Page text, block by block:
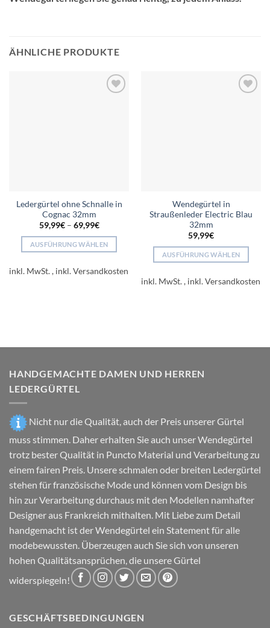
ÄHNLICHE PRODUKTE
Ledergürtel ohne Schnalle in
Cognac 32mm
59,99€– 69,99€
AUSFÜHRUNG WÄHLEN
Produkt
Optionen
auf
der
werden
inkl. MwSt.
Wendegürtel in
Straußenleder Electric Blau
32mm
59,99€
AUSFÜHRUNG WÄHLEN
Produkt
können
gewählt
inkl. MwSt.
HANDGEMACHTE DAMEN UND HERREN
LEDERGÜRTEL
Nicht nur die Qualität, auch der Preis unserer Gürtel
muss stimmen. Daher erhalten Sie auch unser Wendegürtel
trotz bester Qualität in Puncto Material und Verarbeitung zu
einem fairen Preis. Unsere schmalen oder breiten Ledergürtel
stehen für französische Mode und können vom Design bis
hin zur Verarbeitung durchaus mit den Modellen namhafter
Designer aus Frankreich mithalten. Mit Liebe zum Detail
handgemacht ist der Wendegürtel ein Statement für alle
modebewussten. Überzeugen auch Sie sich von unseren
hohen Qualitätsansprüchen, die unsere Gürtel
widerspiegeln!
GESCHÄFTSBEDINGUNGEN